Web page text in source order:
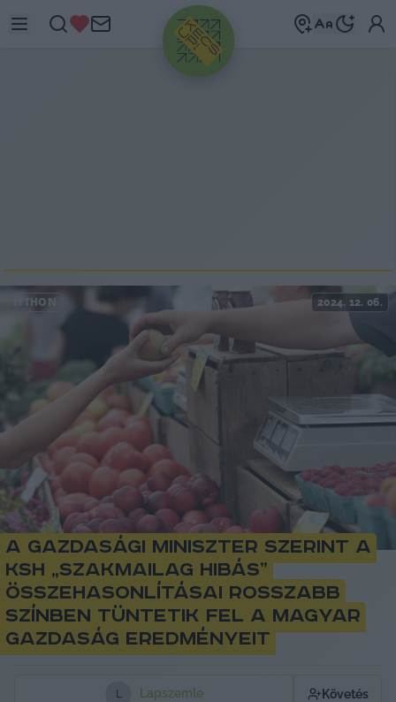
HIRDETÉS
ITTHON 2024. 12. 06.
A gazdasági miniszter szerint a
KSH „szakmailag hibás”
összehasonlításai rosszabb
színben tüntetik fel a magyar
gazdaság eredményeit
L Lapszemle Követés